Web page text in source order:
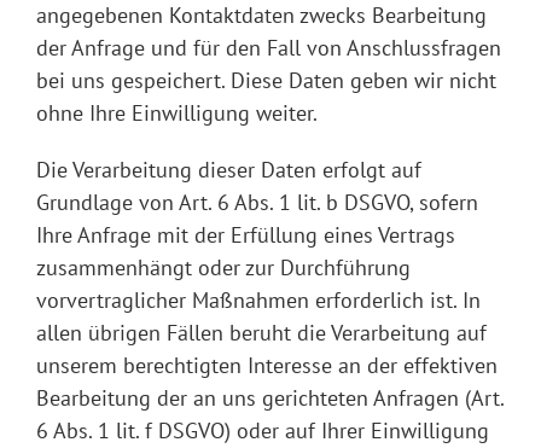
angegebenen Kontaktdaten zwecks Bearbeitung
der Anfrage und für den Fall von Anschlussfragen
bei uns gespeichert. Diese Daten geben wir nicht
ohne Ihre Einwilligung weiter.
Die Verarbeitung dieser Daten erfolgt auf
Grundlage von Art. 6 Abs. 1 lit. b DSGVO, sofern
Ihre Anfrage mit der Erfüllung eines Vertrags
zusammenhängt oder zur Durchführung
vorvertraglicher Maßnahmen erforderlich ist. In
allen übrigen Fällen beruht die Verarbeitung auf
unserem berechtigten Interesse an der effektiven
Bearbeitung der an uns gerichteten Anfragen (Art.
6 Abs. 1 lit. f DSGVO) oder auf Ihrer Einwilligung